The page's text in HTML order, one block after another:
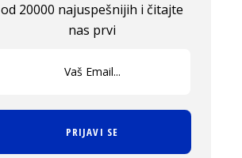
od 20000 najuspešnijih i čitajte
nas prvi
PRIJAVI SE